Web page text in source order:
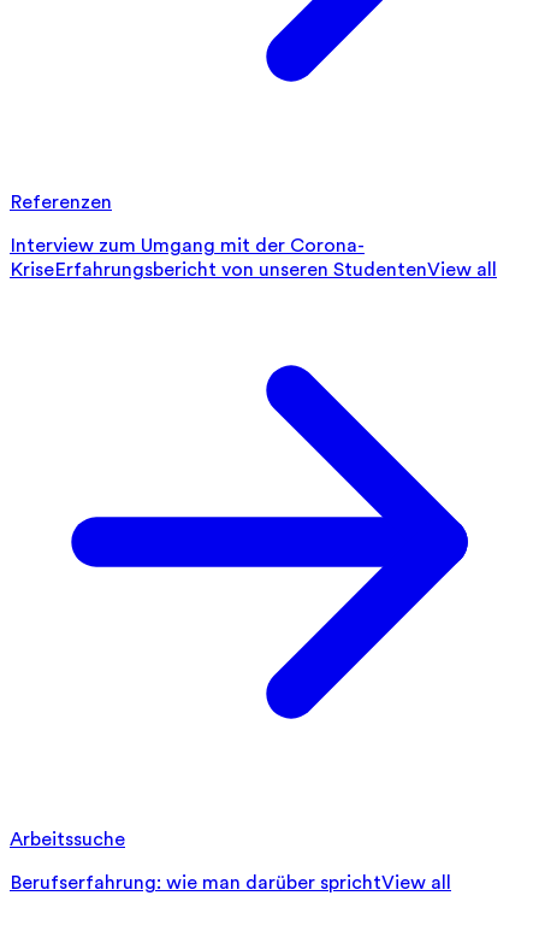
Referenzen
Interview zum Umgang mit der Corona-
KriseErfahrungsbericht von unseren StudentenView all
Arbeitssuche
Berufserfahrung: wie man darüber sprichtView all